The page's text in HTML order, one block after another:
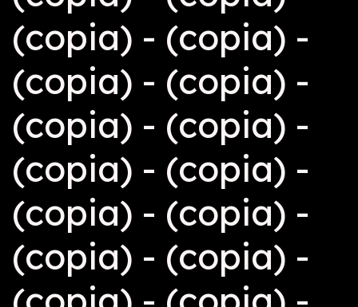
(copia) - (copia) -
(copia) - (copia) -
(copia) - (copia) -
(copia) - (copia) -
(copia) - (copia) -
(copia) - (copia) -